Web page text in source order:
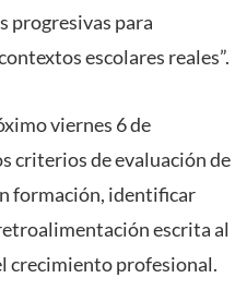
progresivas para
escolares reales”.
viernes 6 de
criterios de evaluación de
formación, identificar
escrita al
crecimiento profesional.